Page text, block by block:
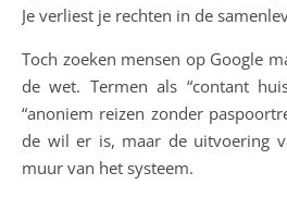
Je verliest je rechten in de
Toch zoeken mensen op Google
de wet. Termen als “contant
“anoniem reizen zonder
de wil er is, maar de uitvoering
muur van het systeem.